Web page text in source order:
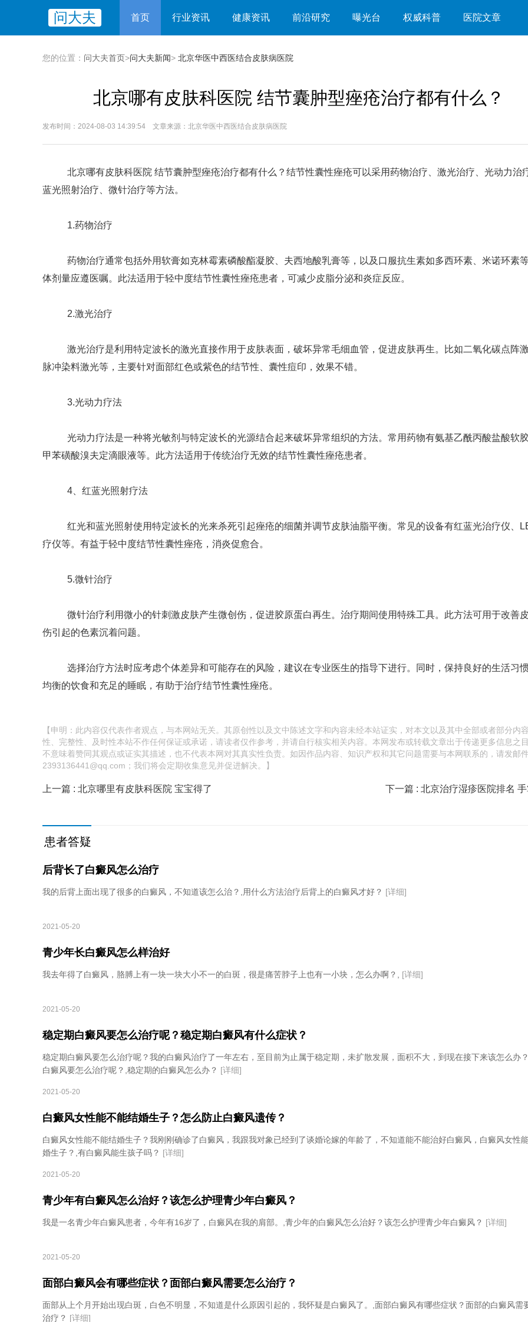
问大夫 首页 行业资讯 健康资讯 前沿研究 曝光台 权威科普 医院文章
您的位置： 问大夫首页>问大夫新闻> 北京华医中西医结合皮肤病医院
北京哪有皮肤科医院 结节囊肿型痤疮治疗都有什么？
发布时间：2024-08-03 14:39:54 文章来源：北京华医中西医结合皮肤病医院
北京哪有皮肤科医院 结节囊肿型痤疮治疗都有什么？结节性囊性痤疮可以采用药物治疗、激光治疗、光动力治
蓝光照射治疗、微针治疗等方法。
1.药物治疗
药物治疗通常包括外用软膏如克林霉素磷酸酯凝胶、夫西地酸乳膏等，以及口服抗生素如多西环素、米诺环素
体剂量应遵医嘱。此法适用于轻中度结节性囊性痤疮患者，可减少皮脂分泌和炎症反应。
2.激光治疗
激光治疗是利用特定波长的激光直接作用于皮肤表面，破坏异常毛细血管，促进皮肤再生。比如二氧化碳点阵
脉冲染料激光等，主要针对面部红色或紫色的结节性、囊性痘印，效果不错。
3.光动力疗法
光动力疗法是一种将光敏剂与特定波长的光源结合起来破坏异常组织的方法。常用药物有氨基乙酰丙酸盐酸软
甲苯磺酸溴夫定滴眼液等。此方法适用于传统治疗无效的结节性囊性痤疮患者。
4、红蓝光照射疗法
红光和蓝光照射使用特定波长的光来杀死引起痤疮的细菌并调节皮肤油脂平衡。常见的设备有红蓝光治疗仪、
疗仪等。有益于轻中度结节性囊性痤疮，消炎促愈合。
5.微针治疗
微针治疗利用微小的针刺激皮肤产生微创伤，促进胶原蛋白再生。治疗期间使用特殊工具。此方法可用于改善
伤引起的色素沉着问题。
选择治疗方法时应考虑个体差异和可能存在的风险，建议在专业医生的指导下进行。同时，保持良好的生活习
均衡的饮食和充足的睡眠，有助于治疗结节性囊性痤疮。
【申明：此内容仅代表作者观点，与本网站无关。其原创性以及文中陈述文字和内容未经本站证实，对本文以及其中全部或者部分内
性、完整性、及时性本站不作任何保证或承诺，请读者仅作参考，并请自行核实相关内容。本网发布或转载文章出于传递更多信息之
不意味着赞同其观点或证实其描述，也不代表本网对其真实性负责。如因作品内容、知识产权和其它问题需要与本网联系的，请发邮
2393136441@qq.com；我们将会定期收集意见并促进解决。】
上一篇 : 北京哪里有皮肤科医院 宝宝得了 下一篇 : 北京治疗湿疹医院排名
患者答疑
后背长了白癜风怎么治疗
我的后背上面出现了很多的白癜风，不知道该怎么治？,用什么方法治疗后背上的白癜风才好？ [详细]
2021-05-20
青少年长白癜风怎么样治好
我去年得了白癜风，胳膊上有一块一块大小不一的白斑，很是痛苦脖子上也有一小块，怎么办啊？, [详细]
2021-05-20
稳定期白癜风要怎么治疗呢？稳定期白癜风有什么症状？
稳定期白癜风要怎么治疗呢？我的白癜风治疗了一年左右，至目前为止属于稳定期，未扩散发展，面积不大，到现在接下来该怎么办
白癜风要怎么治疗呢？,稳定期的白癜风怎么办？ [详细]
2021-05-20
白癜风女性能不能结婚生子？怎么防止白癜风遗传？
白癜风女性能不能结婚生子？我刚刚确诊了白癜风，我跟我对象已经到了谈婚论嫁的年龄了，不知道能不能治好白癜风，白癜风女性
婚生子？,有白癜风能生孩子吗？ [详细]
2021-05-20
青少年有白癜风怎么治好？该怎么护理青少年白癜风？
我是一名青少年白癜风患者，今年有16岁了，白癜风在我的肩部。,青少年的白癜风怎么治好？该怎么护理青少年白癜风？ [详细]
2021-05-20
面部白癜风会有哪些症状？面部白癜风需要怎么治疗？
面部从上个月开始出现白斑，白色不明显，不知道是什么原因引起的，我怀疑是白癜风了。,面部白癜风有哪些症状？面部的白癜风需
治疗？ [详细]